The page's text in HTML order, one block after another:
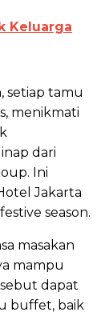
Keluarga
setiap tamu
menikmati
dari
Ini
Jakarta
season.
masakan
mampu
dapat
buffet, baik